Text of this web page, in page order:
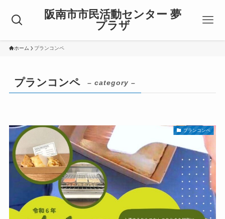
阪南市市民活動センター 夢
プラザ
ホーム プランコンペ
プランコンペ – category –
プランコンペ